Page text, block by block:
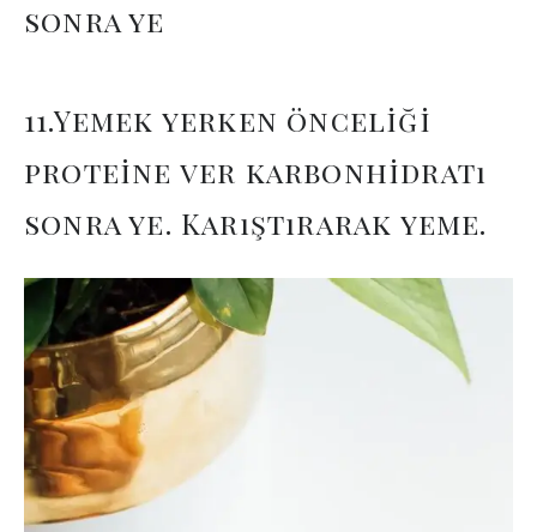
sonra ye
11.Yemek yerken önceliği
proteine ver karbonhidratı
sonra ye. Karıştırarak yeme.